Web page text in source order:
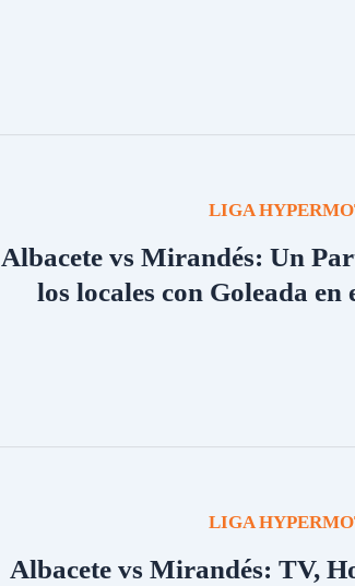
LIGA
Albacete vs Mirandés: Un
los locales con Goleada
LIGA
Albacete vs Mirandés: TV,